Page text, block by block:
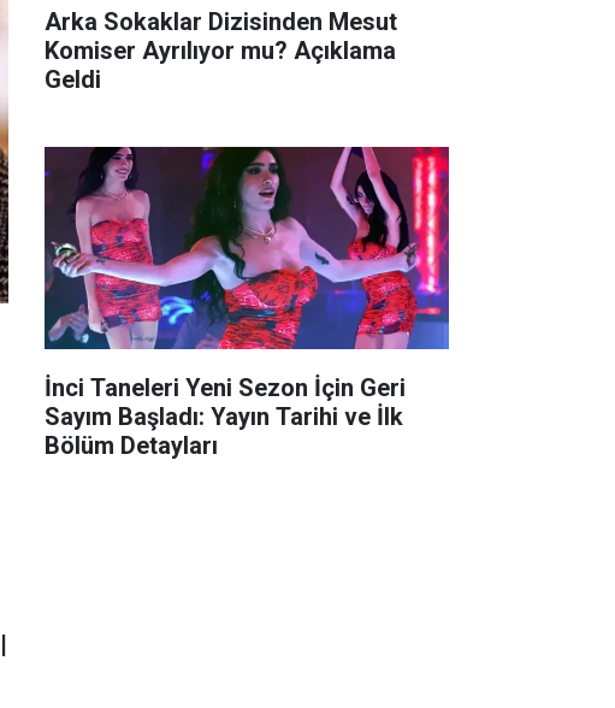
Arka Sokaklar Dizisinden Mesut
Komiser Ayrılıyor mu? Açıklama
Geldi
İnci Taneleri Yeni Sezon İçin Geri
Sayım Başladı: Yayın Tarihi ve İlk
Bölüm Detayları